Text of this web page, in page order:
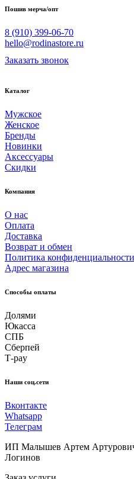
Пошив мерча/опт
8 (910) 399-06-70
hello@rodinastore.ru
Заказать звонок
Каталог
Мужское
Женское
Бренды
Новинки
Аксессуары
Скидки
Компания
О нас
Оплата
Доставка
Возврат и обмен
Политика конфиденциальности
Адрес магазина
Способы оплаты
Долями
Юкасса
СПБ
Сберпей
Т-pay
Наши соц.сети
Вконтакте
Whatsapp
Телеграм
ИП Малышев Артем
Логинов